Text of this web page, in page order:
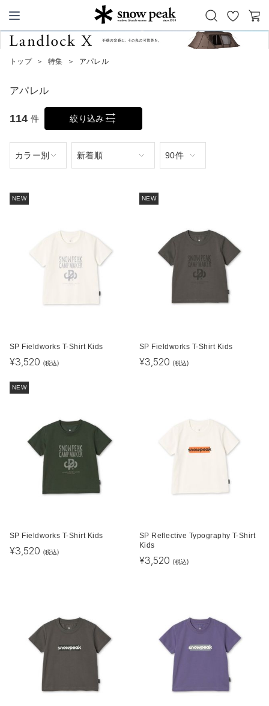
Snow Peak
お
気
カ
トップ ＞ 特集 ＞ アパレル
アパレル
114 件 絞り込み
NEW
SP Fieldworks T-Shirt Kids
¥3,520 (税込)
NEW
SP Fieldworks T-Shirt Kids
¥3,520 (税込)
NEW
SP Fieldworks T-Shirt Kids
¥3,520 (税込)
SP Reflective Typography T-Shirt
Kids
¥3,520 (税込)